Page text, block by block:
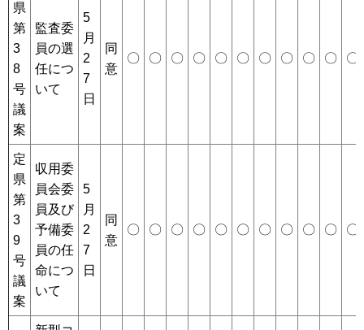
県
第
3
8
号
議
案
監査委
員の選
任につ
いて
5
月
2
7
日
同
意
〇 〇 〇 〇 〇 〇 〇 〇 〇 〇 〇
定
県
第
3
9
号
議
案
収用委
員会委
員及び
予備委
員の任
命につ
いて
5
月
2
7
日
同
意
〇 〇 〇 〇 〇 〇 〇 〇 〇 〇 〇